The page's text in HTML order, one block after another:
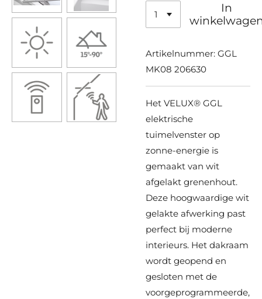
In
Artikelnummer: GGL
MK08 206630
Het VELUX® GGL
elektrische
tuimelvenster op
zonne-energie is
gemaakt van wit
afgelakt grenenhout.
Deze hoogwaardige wit
gelakte afwerking past
perfect bij moderne
interieurs. Het dakraam
wordt geopend en
gesloten met de
voorgeprogrammeerde,